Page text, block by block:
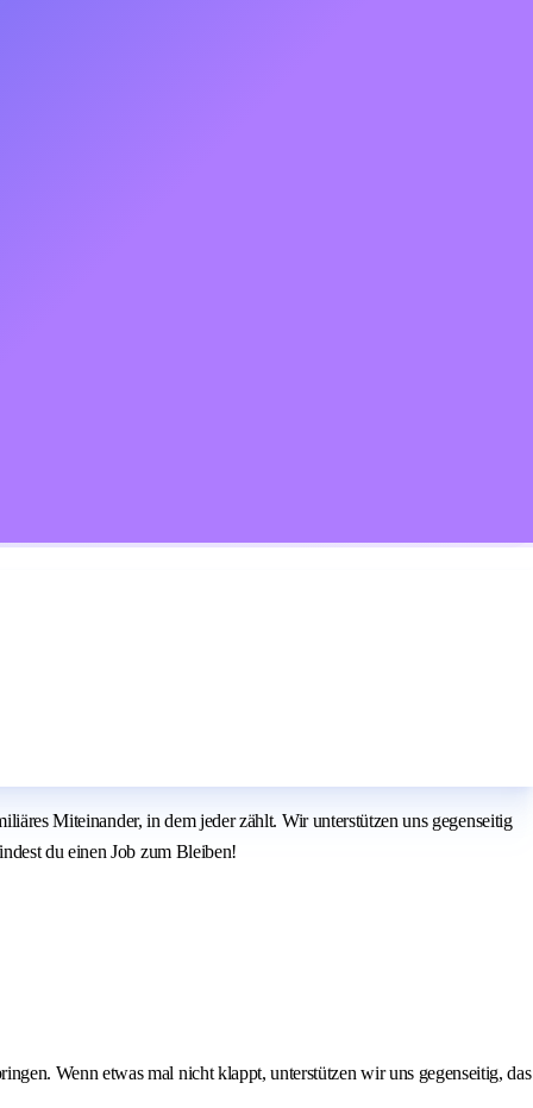
Miteinander, in dem jeder zählt. Wir unterstützen uns gegenseitig
du einen Job zum Bleiben!
Wenn etwas mal nicht klappt, unterstützen wir uns gegenseitig, das